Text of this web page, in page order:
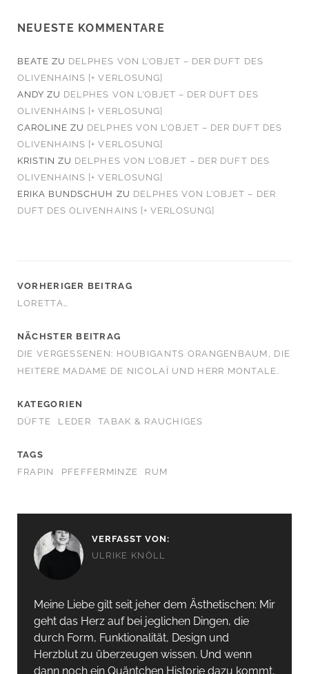
NEUESTE KOMMENTARE
BEATE ZU DELPHES VON L’OBJET – DER DUFT DES
OLIVENHAINS [+ VERLOSUNG]
ANDY ZU DELPHES VON L’OBJET – DER DUFT DES
OLIVENHAINS [+ VERLOSUNG]
CAROLINE ZU DELPHES VON L’OBJET – DER DUFT DES
OLIVENHAINS [+ VERLOSUNG]
KRISTIN ZU DELPHES VON L’OBJET – DER DUFT DES
OLIVENHAINS [+ VERLOSUNG]
ERIKA BUNDSCHUH ZU DELPHES VON L’OBJET – DER
DUFT DES OLIVENHAINS [+ VERLOSUNG]
VORHERIGER BEITRAG
LORETTA…
NÄCHSTER BEITRAG
DIE VERGESSENEN: HOUBIGANTS ORANGENBAUM, DIE
HEITERE MADAME DE NICOLAÏ UND HERR MONTALE.
KATEGORIEN
DÜFTE
LEDER TABAK & RAUCHIGES
TAGS
FRAPIN
PFEFFERMINZE RUM
VERFASST VON:
ULRIKE KNÖLL
Meine Liebe gilt seit jeher dem Ästhetischen: Mir
geht das Herz auf bei jeglichen Dingen, die
durch Form, Funktionalität, Design und
Herzblut zu überzeugen wissen. Und wenn
dann noch ein Quäntchen Historie dazu kommt,